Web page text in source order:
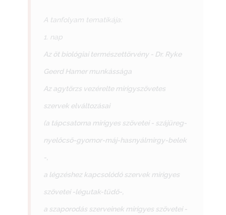
A tanfolyam tematikája:
1. nap
Az öt biológiai természettörvény - Dr. Ryke
Geerd Hamer munkássága
Az agytörzs vezérelte mirigyszövetes
szervek elváltozásai
(a tápcsatorna mirigyes szövetei - szájüreg-
nyelőcső-gyomor-máj-hasnyálmirgy-belek
-,
a légzéshez kapcsolódó szervek mirigyes
szövetei -légutak-tüdő-,
a szaporodás szerveinek mirigyes szövetei -